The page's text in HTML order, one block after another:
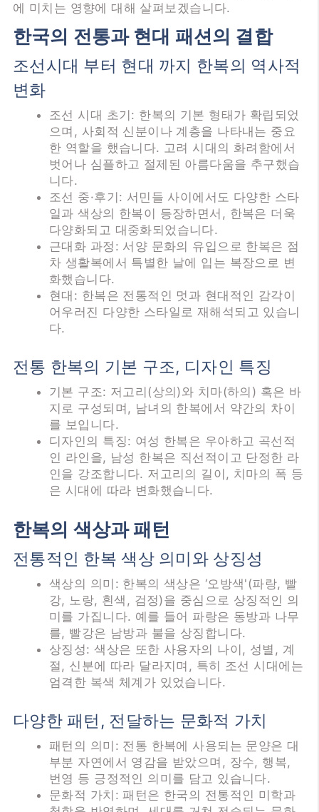
에 미치는 영향에 대해 살펴보겠습니다.
한국의 전통과 현대 패션의 결합
조선시대 부터 현대 까지 한복의 역사적
변화
조선 시대 초기: 한복의 기본 형태가 확립되었
으며, 사회적 신분이나 계층을 나타내는 중요
한 역할을 했습니다. 고려 시대의 화려함에서
벗어나 심플하고 절제된 아름다움을 추구했습
니다.
조선 중·후기: 서민들 사이에서도 다양한 스타
일과 색상의 한복이 등장하면서, 한복은 더욱
다양화되고 대중화되었습니다.
근대화 과정: 서양 문화의 유입으로 한복은 점
차 생활복에서 특별한 날에 입는 복장으로 변
화했습니다.
현대: 한복은 전통적인 멋과 현대적인 감각이
어우러진 다양한 스타일로 재해석되고 있습니
다.
전통 한복의 기본 구조, 디자인 특징
기본 구조: 저고리(상의)와 치마(하의) 혹은 바
지로 구성되며, 남녀의 한복에서 약간의 차이
를 보입니다.
디자인의 특징: 여성 한복은 우아하고 곡선적
인 라인을, 남성 한복은 직선적이고 단정한 라
인을 강조합니다. 저고리의 길이, 치마의 폭 등
은 시대에 따라 변화했습니다.
한복의 색상과 패턴
전통적인 한복 색상 의미와 상징성
색상의 의미: 한복의 색상은 ‘오방색'(파랑, 빨
강, 노랑, 흰색, 검정)을 중심으로 상징적인 의
미를 가집니다. 예를 들어 파랑은 동방과 나무
를, 빨강은 남방과 불을 상징합니다.
상징성: 색상은 또한 사용자의 나이, 성별, 계
절, 신분에 따라 달라지며, 특히 조선 시대에는
엄격한 복색 체계가 있었습니다.
다양한 패턴, 전달하는 문화적 가치
패턴의 의미: 전통 한복에 사용되는 문양은 대
부분 자연에서 영감을 받았으며, 장수, 행복,
번영 등 긍정적인 의미를 담고 있습니다.
문화적 가치: 패턴은 한국의 전통적인 미학과